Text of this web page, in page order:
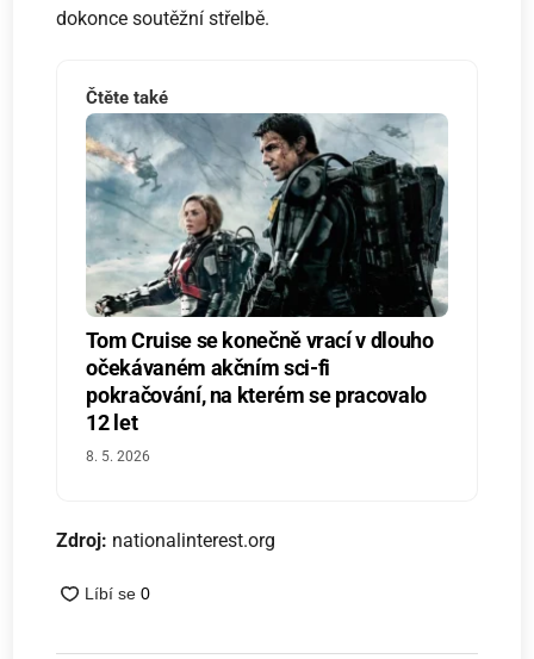
dokonce soutěžní střelbě.
Čtěte také
Tom Cruise se konečně vrací v dlouho
očekávaném akčním sci-fi
pokračování, na kterém se pracovalo
12 let
8. 5. 2026
Zdroj: nationalinterest.org